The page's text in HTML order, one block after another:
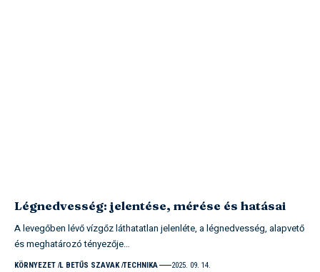
Légnedvesség: jelentése, mérése és hatásai
A levegőben lévő vízgőz láthatatlan jelenléte, a légnedvesség, alapvető
és meghatározó tényezője…
KÖRNYEZET L BETŰS SZAVAK TECHNIKA 2025. 09. 14.